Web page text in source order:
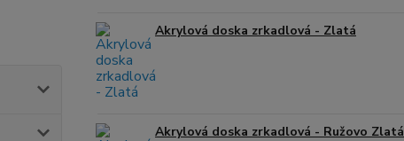
Akrylová doska zrkadlová - Zlatá
Akrylová doska zrkadlová - Ružovo Zlatá